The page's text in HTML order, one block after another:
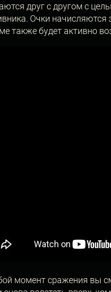
друг с другом с
Очки начисляются
также будет активно
момент сражения вы